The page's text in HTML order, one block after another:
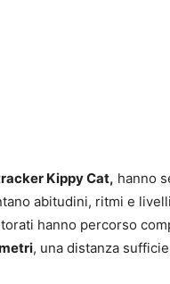
Kippy Cat, hanno
abitudini, ritmi e
hanno percorso
, una distanza